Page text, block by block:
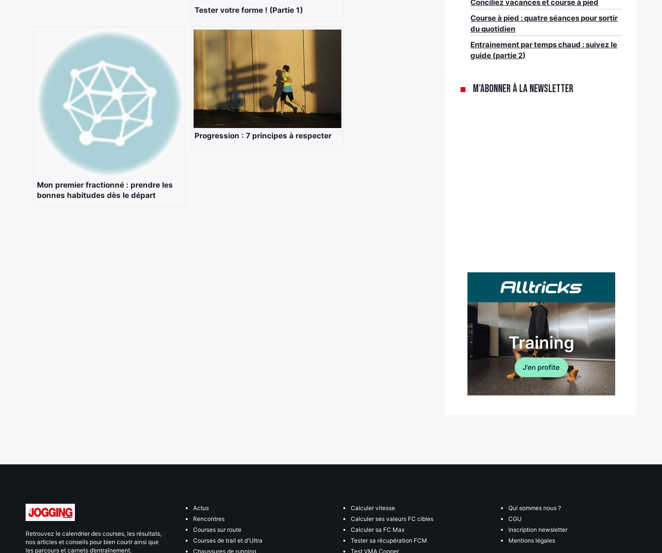
Tester votre forme ! (Partie 1)
Mon premier fractionné : prendre les
bonnes habitudes dès le départ
Progression : 7 principes à respecter
Conciliez vacances et course à pied
Course à pied : quatre séances pour sortir
du quotidien
Entrainement par temps chaud : suivez le
guide (partie 2)
M’abonner à la newsletter
Retrouvez le calendrier des courses, les résultats,
nos articles et conseils pour bien courir ainsi que
les parcours et carnets d’entraînement.
Actus
Rencontres
Courses sur route
Courses de trail et d'Ultra
Chaussures de running
Calculer vitesse
Calculer ses valeurs FC cibles
Calculer sa FC Max
Tester sa récupération FCM
Test VMA Cooper
Qui sommes nous ?
CGU
Inscription newsletter
Mentions légales